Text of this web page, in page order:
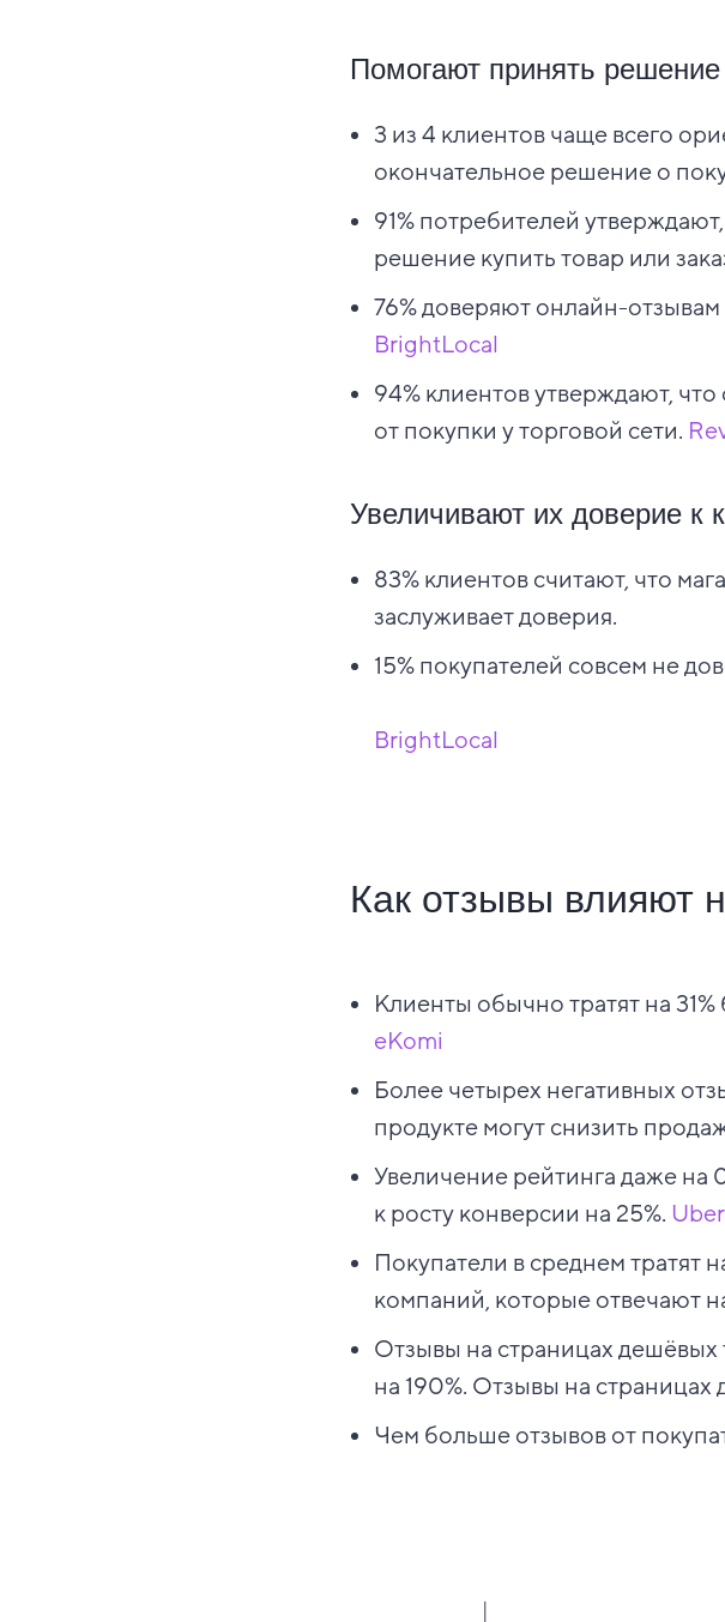
Помогают принять решение
3 из 4 клиентов чаще всего
окончательное решение о
91% потребителей
решение купить товар или
76% доверяют онлайн-
BrightLocal
94% клиентов утверждают,
от покупки у торговой сети.
Увеличивают их доверие к
83% клиентов считают, что
заслуживает доверия.
15% покупателей совсем не
BrightLocal
Как отзывы влияют
Клиенты обычно тратят на
eKomi
Более четырех негативных
продукте могут снизить
Увеличение рейтинга даже на
к росту конверсии на 25%.
Покупатели в среднем тратят
компаний, которые отвечают
Отзывы на страницах дешёвых
на 190%. Отзывы на страницах
Чем больше отзывов от